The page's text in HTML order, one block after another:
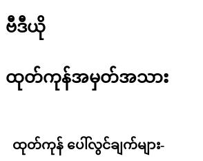
ဗီဒီယို
ထုတ်ကုန်အမှတ်အသား
ထုတ်ကုန် ပေါ်လွင်ချက်များ-